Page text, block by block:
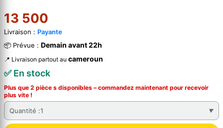
13 500
Livraison : Payante
📦 Prévue : Demain avant 22h
📍 Livraison partout au cameroun
✅ En stock
Plus que 2 pièce s disponibles – commandez maintenant pour recevoir
plus vite !
Quantité :1